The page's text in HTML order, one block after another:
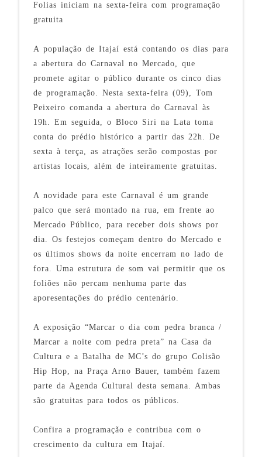
Folias iniciam na sexta-feira com programação
gratuita
A população de Itajaí está contando os dias para
a abertura do Carnaval no Mercado, que
promete agitar o público durante os cinco dias
de programação. Nesta sexta-feira (09), Tom
Peixeiro comanda a abertura do Carnaval às
19h. Em seguida, o Bloco Siri na Lata toma
conta do prédio histórico a partir das 22h. De
sexta à terça, as atrações serão compostas por
artistas locais, além de inteiramente gratuitas.
A novidade para este Carnaval é um grande
palco que será montado na rua, em frente ao
Mercado Público, para receber dois shows por
dia. Os festejos começam dentro do Mercado e
os últimos shows da noite encerram no lado de
fora. Uma estrutura de som vai permitir que os
foliões não percam nenhuma parte das
aporesentações do prédio centenário.
A exposição “Marcar o dia com pedra branca /
Marcar a noite com pedra preta” na Casa da
Cultura e a Batalha de MC’s do grupo Colisão
Hip Hop, na Praça Arno Bauer, também fazem
parte da Agenda Cultural desta semana. Ambas
são gratuitas para todos os públicos.
Confira a programação e contribua com o
crescimento da cultura em Itajaí.